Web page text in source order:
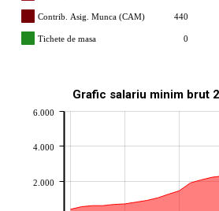
Contrib. Asig. Munca (CAM) 440
Tichete de masa 0
Grafic salariu minim brut
2.000
4.000
6.000